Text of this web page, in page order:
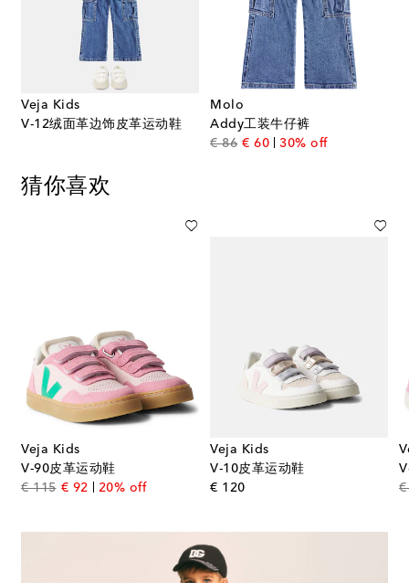
Veja Kids
V-12绒面革边饰皮革运动鞋
Molo
Addy工装牛仔裤
€ 86original price
€ 60discount price
30% off
猜你喜欢
Veja Kids
V-90皮革运动鞋
€ 115original price
€ 92discount price
20% off
Veja Kids
V-10皮革运动鞋
€ 120original price
€